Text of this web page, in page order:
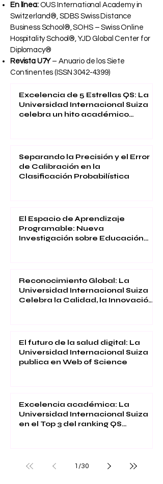
En línea:OUS International Academy in
Switzerland®, SDBS Swiss Distance
Business School®, SOHS – Swiss Online
Hospitality School®, YJD Global Center for
Diplomacy®
Revista U7Y– Anuario de los Siete
Continentes (ISSN3042-4399)
Excelencia de 5 Estrellas QS: La
Universidad Internacional Suiza
celebra un hito académico
Separando la Precisión y el Error
de Calibración en la
Clasificación Probabilística
El Espacio de Aprendizaje
Programable: Nueva
Investigación sobre Educación
Reconocimiento Global: La
Universidad Internacional Suiza
Celebra la Calidad, la Innovación
El futuro de la salud digital: La
Universidad Internacional Suiza
publica en Web of Science
Excelencia académica: La
Universidad Internacional Suiza
en el Top 3 del ranking QS
1 /30